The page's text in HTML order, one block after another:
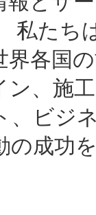
私たち
各国
ン、施
、ビジ
の成功